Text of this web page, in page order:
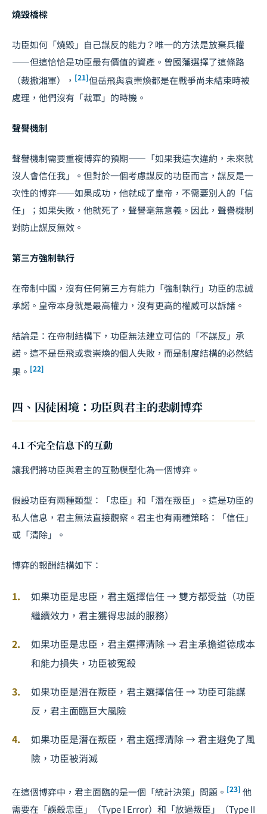
燒毀橋樑
功臣如何「燒毀」自己謀反的能力？唯一的方法是放棄兵權
——但這恰恰是功臣最有價值的資產。曾國藩選擇了這條路
（裁撤湘軍）， [21]但岳飛與袁崇煥都是在戰爭尚未結束時被
處理，他們沒有「裁軍」的時機。
聲譽機制
聲譽機制需要重複博弈的預期——「如果我這次違約，未來就
沒人會信任我」。但對於一個考慮謀反的功臣而言，謀反是一
次性的博弈——如果成功，他就成了皇帝，不需要別人的「信
任」；如果失敗，他就死了，聲譽毫無意義。因此，聲譽機制
對防止謀反無效。
第三方強制執行
在帝制中國，沒有任何第三方有能力「強制執行」功臣的忠誠
承諾。皇帝本身就是最高權力，沒有更高的權威可以訴諸。
結論是：在帝制結構下，功臣無法建立可信的「不謀反」承
諾。這不是岳飛或袁崇煥的個人失敗，而是制度結構的必然結
果。 [22]
四、囚徒困境：功臣與君主的悲劇博弈
4.1 不完全信息下的互動
讓我們將功臣與君主的互動模型化為一個博弈。
假設功臣有兩種類型：「忠臣」和「潛在叛臣」。這是功臣的
私人信息，君主無法直接觀察。君主也有兩種策略：「信任」
或「清除」。
博弈的報酬結構如下：
如果功臣是忠臣，君主選擇信任 → 雙方都受益（功臣
繼續效力，君主獲得忠誠的服務）
如果功臣是忠臣，君主選擇清除 → 君主承擔道德成本
和能力損失，功臣被冤殺
如果功臣是潛在叛臣，君主選擇信任 → 功臣可能謀
反，君主面臨巨大風險
如果功臣是潛在叛臣，君主選擇清除 → 君主避免了風
險，功臣被消滅
在這個博弈中，君主面臨的是一個「統計決策」問題。 [23] 他
需要在「誤殺忠臣」（Type I Error）和「放過叛臣」（Type II